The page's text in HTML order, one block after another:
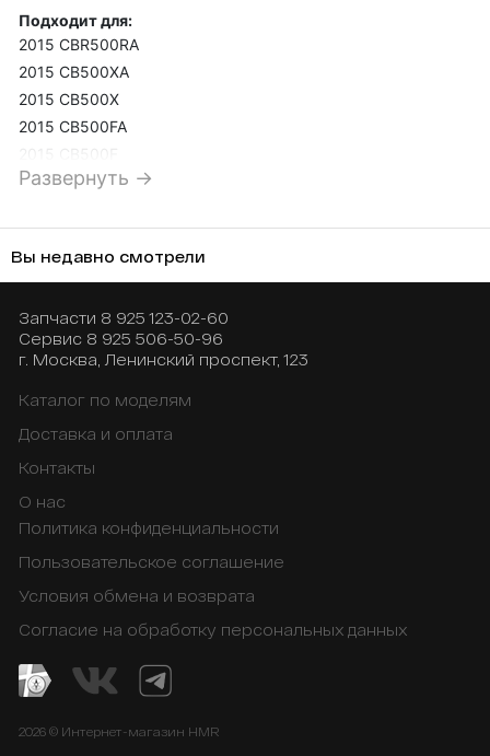
Подходит для:
2015 CBR500RA
2015 CB500XA
2015 CB500X
2015 CB500FA
2013 CBR500RA
2013 CB500F
Развернуть →
Вы недавно смотрели
Запчасти 8 925 123-02-60
Сервис 8 925 506-50-96
г. Москва, Ленинский проспект, 123
Каталог по моделям
Доставка и оплата
Контакты
О нас
Политика конфиденциальности
Пользовательское соглашение
Условия обмена и возврата
Согласие на обработку персональных данных
2026 © Интернет-магазин HMR